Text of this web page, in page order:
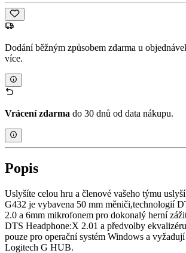
Dodání běžným způsobem zdarma u
více.
Vrácení zdarma do 30 dnů od data nákupu.
Popis
Uslyšíte celou hru a členové vašeho týmu
G432 je vybavena 50 mm měniči,technologií
2.0 a 6mm mikrofonem pro dokonalý herní
DTS Headphone:X 2.01 a předvolby
pouze pro operační systém Windows a
Logitech G HUB.